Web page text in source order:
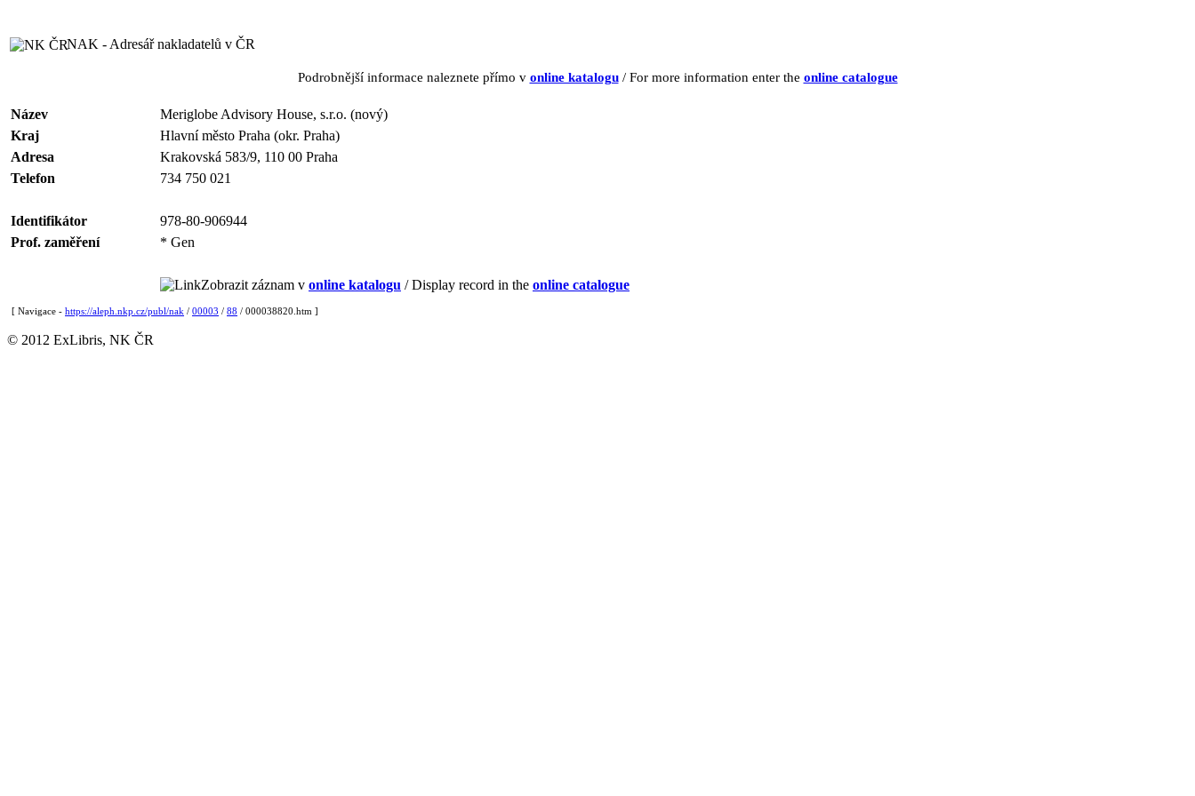
NAK - Adresář nakladatelů v ČR
Podrobnější informace naleznete přímo v online katalogu/ For more information enter the online catalogue
Název
Meriglobe Advisory House, s.r.o. (nový)
Kraj
Hlavní město Praha (okr. Praha)
Adresa
Krakovská 583/9, 110 00 Praha
Telefon
734 750 021
Identifikátor
978-80-906944
Prof. zaměření
* Gen
Zobrazit záznam v online katalogu / Display record in the online catalogue
[ Navigace - https://aleph.nkp.cz/publ/nak / 00003 / 88 / 000038820.htm ]
© 2012 ExLibris, NK ČR